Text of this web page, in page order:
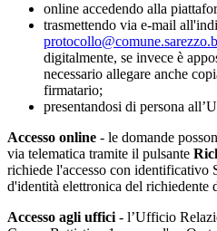
online accedendo alla
trasmettendo via e-mail
digitalmente, se invece è
necessario allegare anche
firmatario;
presentandosi di persona
Accesso online - le domande
via telematica tramite il pulsante
richiede l'accesso con identificativo
d'identità elettronica del richiedente
Accesso agli uffici - l’Ufficio